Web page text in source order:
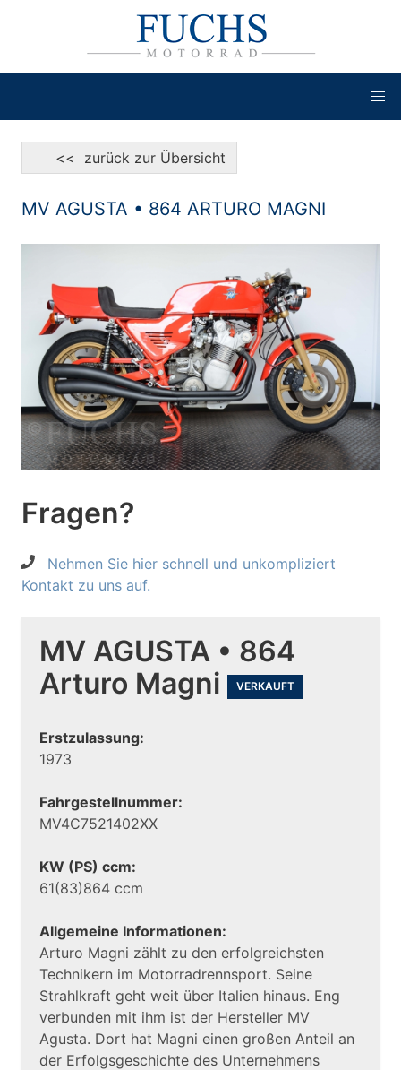
<< zurück zur Übersicht
MV AGUSTA • 864 ARTURO MAGNI
Fragen?
Nehmen Sie hier schnell und unkompliziert
Kontakt zu uns auf.
MV AGUSTA • 864
Arturo Magni
VERKAUFT
Erstzulassung:
1973
Fahrgestellnummer:
MV4C7521402XX
KW (PS) ccm:
61(83)864 ccm
Allgemeine Informationen:
Arturo Magni zählt zu den erfolgreichsten
Technikern im Motorradrennsport. Seine
Strahlkraft geht weit über Italien hinaus. Eng
verbunden mit ihm ist der Hersteller MV
Agusta. Dort hat Magni einen großen Anteil an
der Erfolgsgeschichte des Unternehmens